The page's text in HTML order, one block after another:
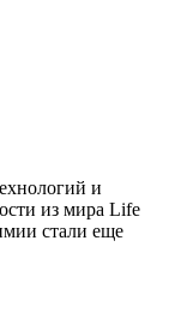
и
из мира Life
стали еще